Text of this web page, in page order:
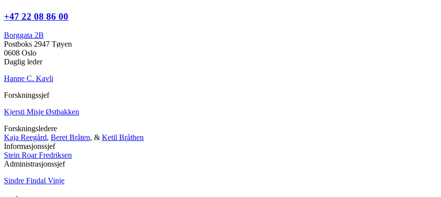
+47 22 08 86 00
Borggata 2B
Postboks 2947 Tøyen
0608 Oslo
Daglig leder
Hanne C. Kavli
Forskningssjef
Kjersti Misje Østbakken
Forskningsledere
Kaja Reegård, Beret Bråten, & Ketil Bråthen
Informasjonssjef
Stein Roar Fredriksen
Administrasjonssjef
Sindre Findal Vinje